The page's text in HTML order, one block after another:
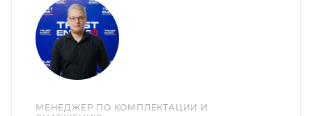
МЕНЕДЖЕР ПО КОМПЛЕКТАЦИИ И